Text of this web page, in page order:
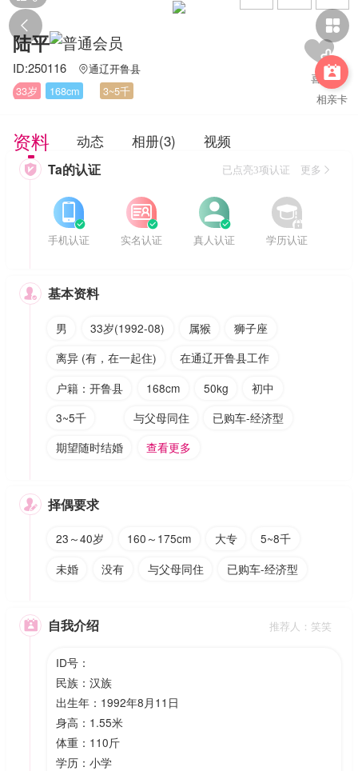
 

相亲卡
陆平
ID:250116 通辽开鲁县
33岁
168cm 3~5千
资料 动态 相册(3) 视频
 Ta的认证 已点亮3项认证 更多


手机认证


实名认证


真人认证


学历认证
 基本资料
男 33岁(1992-08) 属猴
狮子座
离异 (有，在一起住)
在通辽开鲁县工作
户籍：开鲁县
168cm 50kg
初中
3~5千
与父母同住
已购车-经济型
期望随时结婚
查看更多
 择偶要求
23～40岁 160～175cm 大专
5~8千
未婚
没有 与父母同住 已购车-经济型
 自我介绍 推荐人：笑笑
ID号：
民族：汉族
出生年：1992年8月11日
身高：1.55米
体重：110斤
学历：小学